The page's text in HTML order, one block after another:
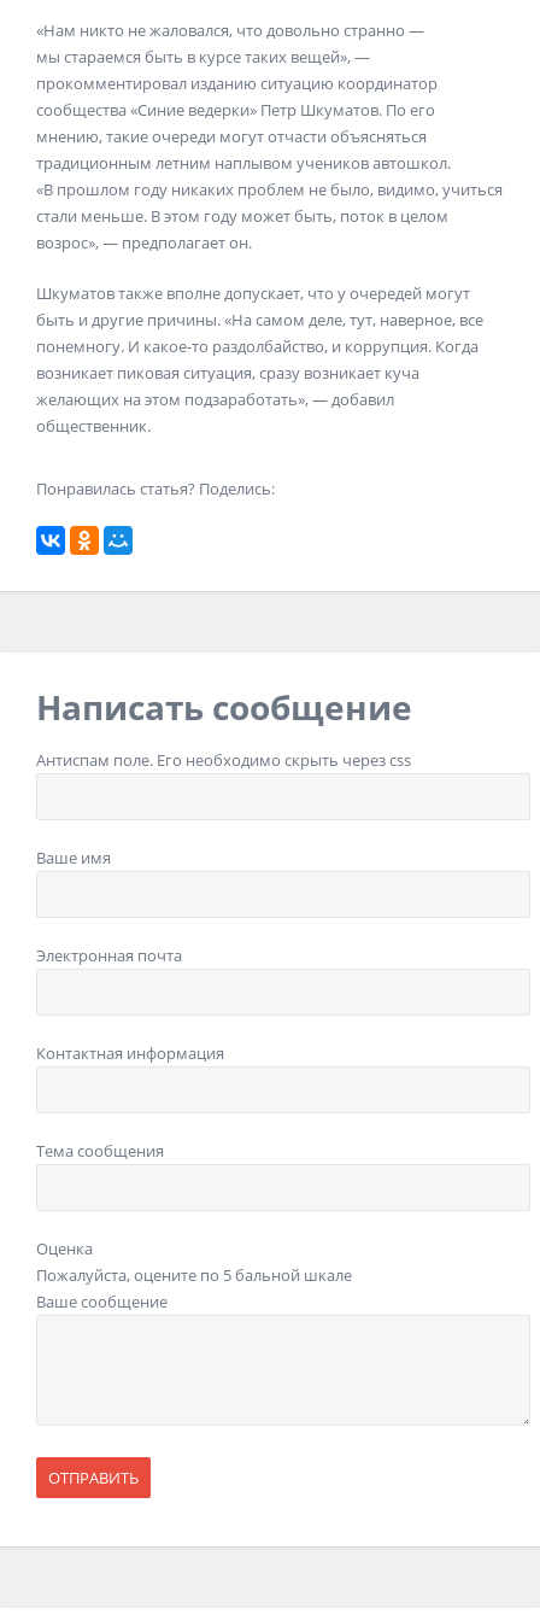
«Нам никто не жаловался, что довольно странно —
мы стараемся быть в курсе таких вещей», —
прокомментировал изданию ситуацию координатор
сообщества «Синие ведерки» Петр Шкуматов. По его
мнению, такие очереди могут отчасти объясняться
традиционным летним наплывом учеников автошкол.
«В прошлом году никаких проблем не было, видимо, учиться
стали меньше. В этом году может быть, поток в целом
возрос», — предполагает он.
Шкуматов также вполне допускает, что у очередей могут
быть и другие причины. «На самом деле, тут, наверное, все
понемногу. И какое-то раздолбайство, и коррупция. Когда
возникает пиковая ситуация, сразу возникает куча
желающих на этом подзаработать», — добавил
общественник.
Понравилась статья? Поделись:
Написать сообщение
Антиспам поле. Его необходимо скрыть через css
Ваше имя
Электронная почта
Контактная информация
Тема сообщения
Оценка
Пожалуйста, оцените по 5 бальной шкале
Ваше сообщение